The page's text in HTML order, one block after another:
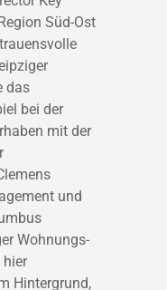
Süd-Ost
das
bei der
mit der
und
Wohnungs-
hier
Hintergrund,